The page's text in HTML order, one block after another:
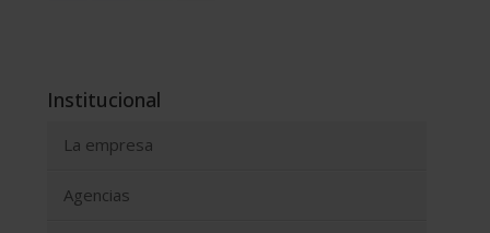
Institucional
La empresa
Agencias